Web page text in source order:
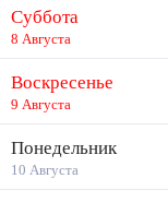
Суббота
8 Августа
Воскресенье
9 Августа
Понедельник
10 Августа